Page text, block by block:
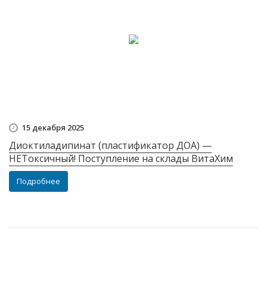
15 декабря 2025
Диоктиладипинат (пластификатор ДОА) —
НЕТоксичный! Поступление на склады ВитаХим
Подробнее